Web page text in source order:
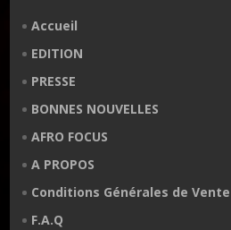
Accueil
EDITION
PRESSE
BONNES NOUVELLES
AFRO FOCUS
A PROPOS
Conditions Générales de Vente
F.A.Q